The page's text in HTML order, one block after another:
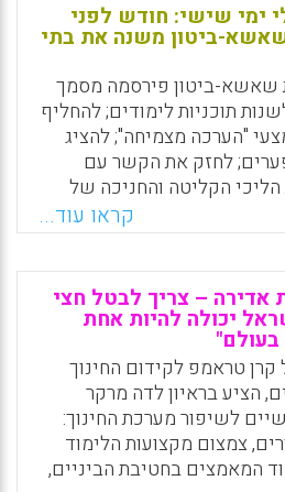
ימי שישי: חודש לפני
ביטון משנה את בתי
שאשא-ביטון פירסמה מסמך
תוכניות לימודים; להחליף
"הערכה מצמיחה"; להציג
לחזק את הקשר עם
הליכי הקליטה והחניכה של
מציג שינויים בתוכניות
לתוכנית למידה סביב
בין תחומי דעת כדי לייצר
X
קראו עוד...
אדירה – צריך לבטל חצי
יכולה להיות אחת
קרן טראמפ לקידום החינוך
הציע בראיון לדה מרקר
לשיפור מערכת החינוך:
צמצום מקצועות הלימוד
המאמצים בחטיבת הביניים,